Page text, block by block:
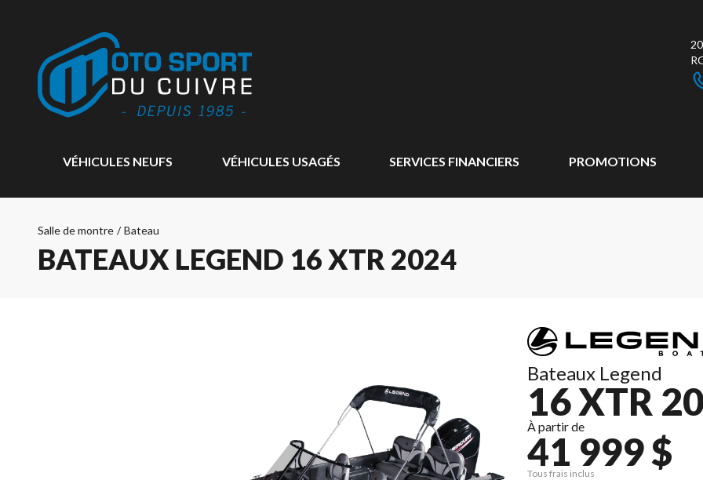
VÉHICULES NEUFS VÉHICULES USAGÉS SERVICES FINANCIERS PROMOTIONS
Salle de montre / Bateau
BATEAUX LEGEND 16 XTR 2024
Bateaux Legend
16 XTR
À partir de
41 999 $
Tous frais inclus